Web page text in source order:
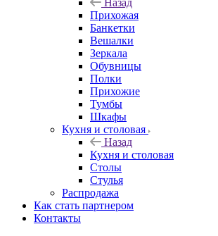
Назад
Прихожая
Банкетки
Вешалки
Зеркала
Обувницы
Полки
Прихожие
Тумбы
Шкафы
Кухня и столовая
Назад
Кухня и столовая
Столы
Стулья
Распродажа
Как стать партнером
Контакты